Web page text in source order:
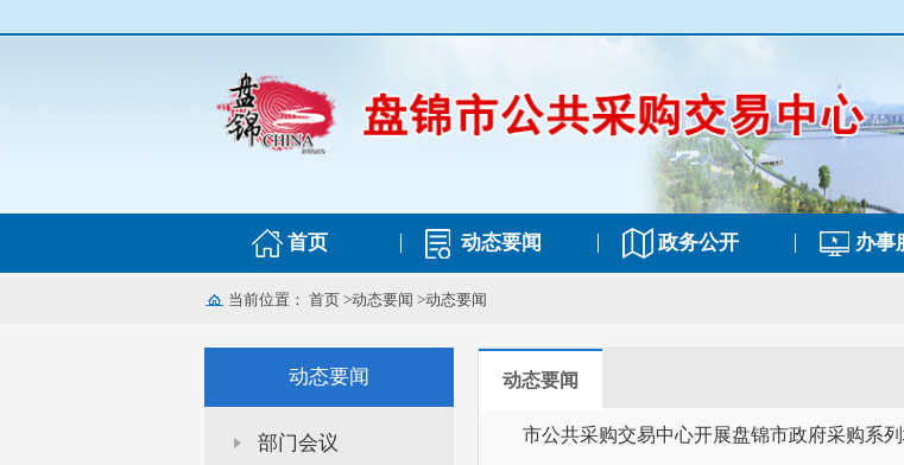
首页 动态要闻 政务公开 办事
当前位置： 首页 >动态要闻 >动态要闻
动态要闻
部门会议
动态要闻
市公共采购交易中心开展盘锦市政府采购系列